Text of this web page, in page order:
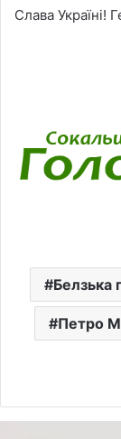
Слава Україні!
Белзька
Петро